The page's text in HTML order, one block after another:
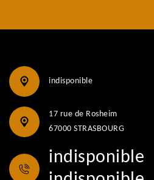
indisponible
17 rue de Rosheim
67000 STRASBOURG
indisponible